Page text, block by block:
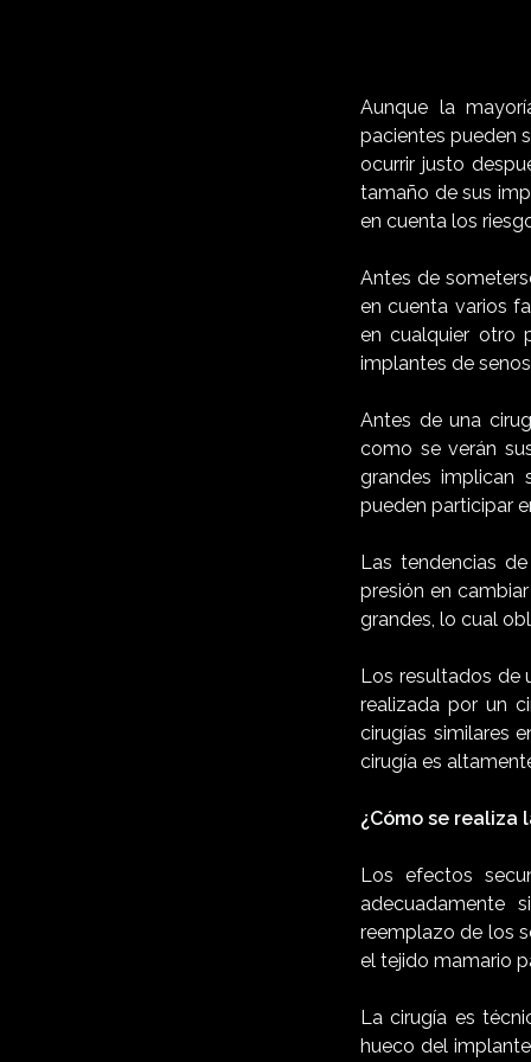
Aunque la
pacientes pueden
ocurrir justo
tamaño de sus
en cuenta los
Antes de
en cuenta varios
en cualquier otro
implantes de
Antes de una
como se verán
grandes implican
pueden participar
Las tendencias
presión en
grandes, lo cual
Los resultados de
realizada por un
cirugías similares
cirugía es
¿Cómo se realiza
Los efectos
adecuadamente
reemplazo de los
el tejido mamario
La cirugía es
hueco del